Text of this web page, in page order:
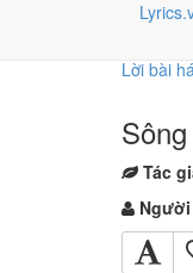
Lời bài
Tác